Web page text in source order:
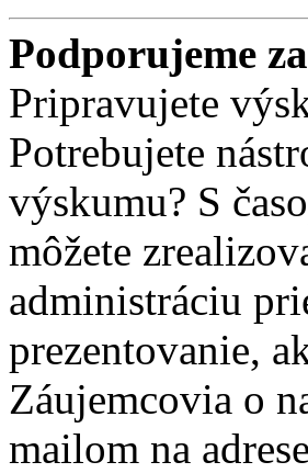
Podporujeme
Pripravujete
Potrebujete
výskumu? S
môžete
administráciu
prezentovanie,
Záujemcovia o
mailom na adrese